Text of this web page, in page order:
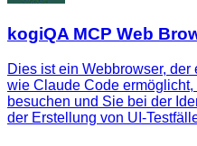
kogiQA MCP Web
Dies ist ein Webbrowser,
wie Claude Code
besuchen und Sie bei der
der Erstellung von UI-